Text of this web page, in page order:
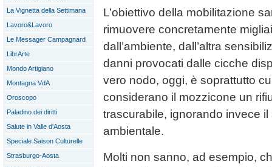
La Vignetta della Settimana
Lavoro&Lavoro
Le Messager Campagnard
LibrArte
Mondo Artigiano
Montagna VdA
Oroscopo
Paladino dei diritti
Salute in Valle d'Aosta
Speciale Saison Culturelle
Strasburgo-Aosta
L’obiettivo della mobilitazione
rimuovere concretamente
dall’ambiente, dall’altra
danni provocati dalle cicche
vero nodo, oggi, è soprattutto
considerano il mozzicone un
trascurabile, ignorando invece
ambientale.
Molti non sanno, ad esempio,